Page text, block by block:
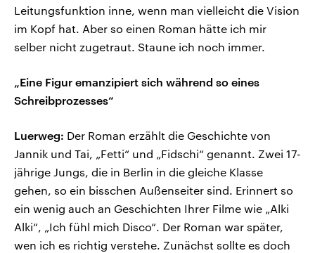
Leitungsfunktion inne, wenn man vielleicht die Vision
im Kopf hat. Aber so einen Roman hätte ich mir
selber nicht zugetraut. Staune ich noch immer.
„Eine Figur emanzipiert sich während so eines
Schreibprozesses“
Luerweg: Der Roman erzählt die Geschichte von
Jannik und Tai, „Fetti“ und „Fidschi“ genannt. Zwei 17-
jährige Jungs, die in Berlin in die gleiche Klasse
gehen, so ein bisschen Außenseiter sind. Erinnert so
ein wenig auch an Geschichten Ihrer Filme wie „Alki
Alki“, „Ich fühl mich Disco“. Der Roman war später,
wen ich es richtig verstehe. Zunächst sollte es doch